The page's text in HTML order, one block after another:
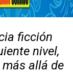
ficción
nivel,
allá de